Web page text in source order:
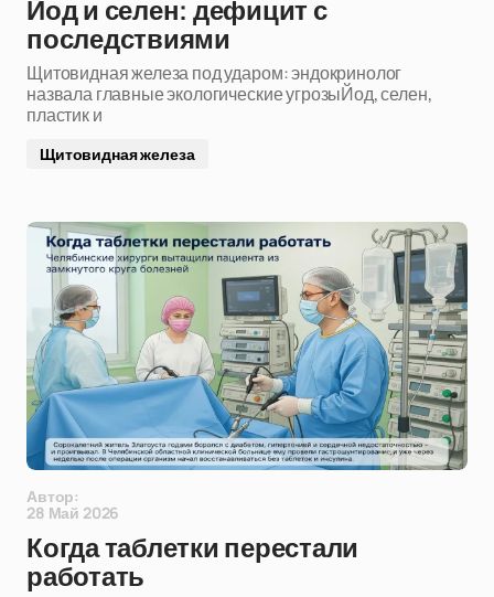
Йод и селен: дефицит с
последствиями
Щитовидная железа под ударом: эндокринолог
назвала главные экологические угрозыЙод, селен,
пластик и
Щитовидная железа
Автор:
28 Май 2026
Когда таблетки перестали
работать